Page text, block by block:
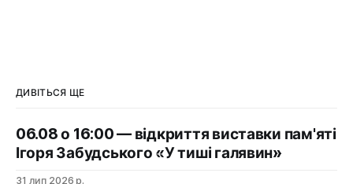
ДИВІТЬСЯ ЩЕ
06.08 о 16:00 — відкриття виставки пам'яті
Ігоря Забудського «У тиші галявин»
31 лип 2026 р.